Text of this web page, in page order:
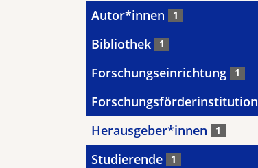
Autor*innen 1
Bibliothek 1
Forschungseinrichtung 1
Forschungsförderinstitution
Herausgeber*innen 1
Studierende 1